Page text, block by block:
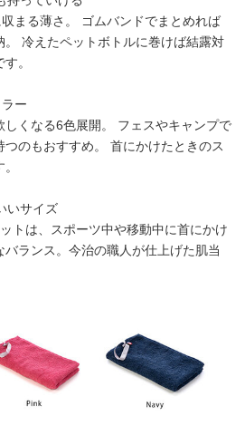
まる薄さ。 ゴムバンドでまとめれば
冷えたペットボトルに巻けば結露対
。
ー
しくなる6色展開。 フェスやキャンプで
のもおすすめ。 首にかけたときのス
いサイズ
トは、スポーツ中や移動中に首にかけ
ランス。今治の職人が仕上げた肌当